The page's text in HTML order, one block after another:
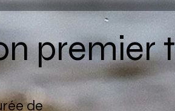
premier
de